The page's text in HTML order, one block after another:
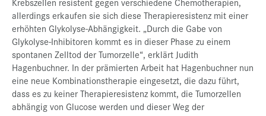
allerdings erkaufen sie sich diese Therapieresistenz mit einer
erhöhten Glykolyse-Abhängigkeit. „Durch die Gabe von
Glykolyse-Inhibitoren kommt es in dieser Phase zu einem
spontanen Zelltod der Tumorzelle“, erklärt Judith
Hagenbuchner. In der prämierten Arbeit hat Hagenbuchner nun
eine neue Kombinationstherapie eingesetzt, die dazu führt,
dass es zu keiner Therapieresistenz kommt, die Tumorzellen
abhängig von Glucose werden und dieser Weg der